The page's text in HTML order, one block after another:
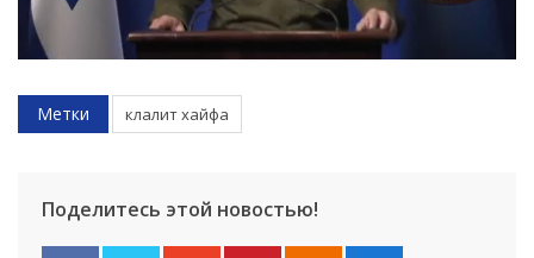
Метки клалит хайфа
Поделитесь этой новостью!